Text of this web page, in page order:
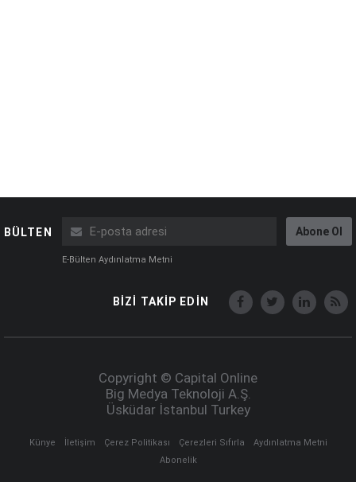
BÜLTEN Abone Ol
E-Bülten Aydınlatma Metni
BİZİ TAKİP EDİN
Copyright © Capital Online
Big Medya Teknoloji A.Ş.
Üsküdar İstanbul Turkey
Künye İletişim Çerez Politikası Çerezleri Sıfırla
Aydınlatma Metni
Abonelik